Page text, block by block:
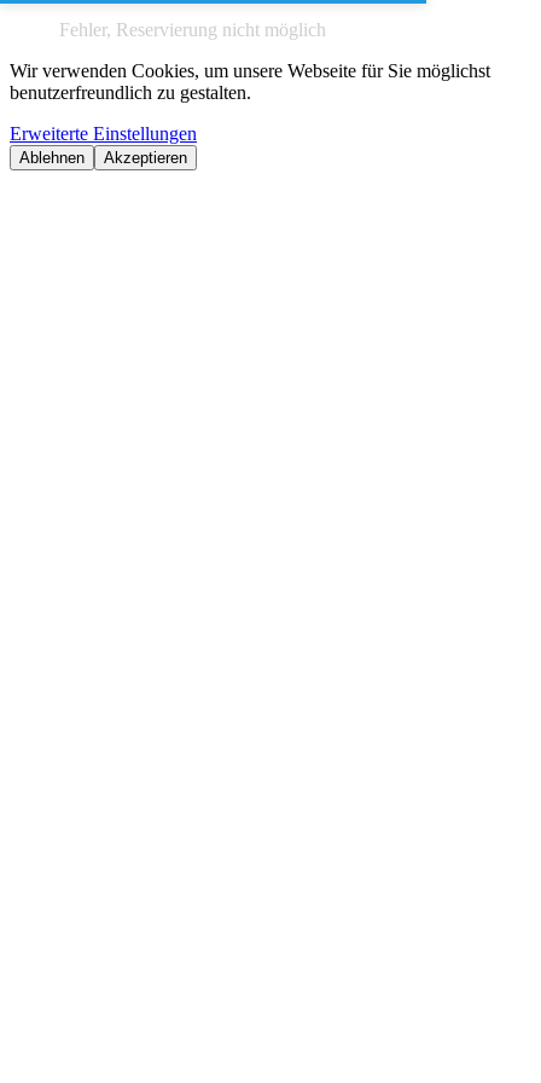
Fehler, Reservierung nicht möglich
Wir verwenden Cookies, um unsere Webseite für Sie möglichst
benutzerfreundlich zu gestalten.
Erweiterte Einstellungen
Ablehnen Akzeptieren